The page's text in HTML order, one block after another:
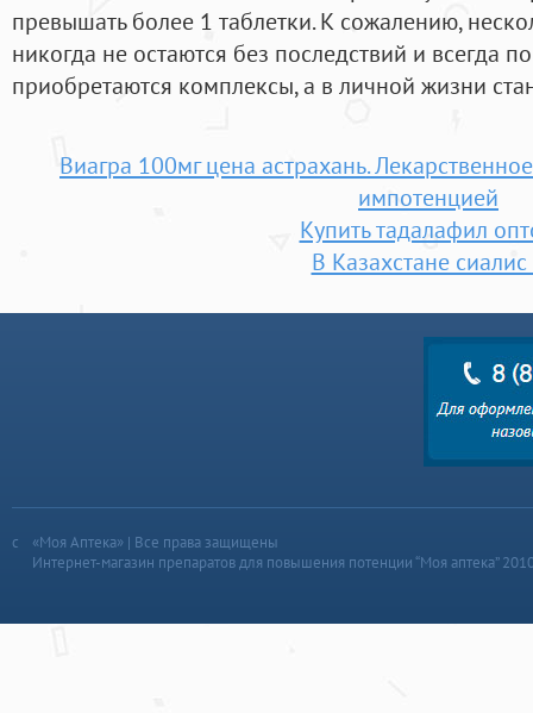
превышать более 1 таблетки. К сожалению,
никогда не остаются без последствий и всегда
приобретаются комплексы, а в личной жизни
Виагра 100мг цена астрахань.
импотенцией
Купить тадалафил
В Казахстане
«Моя Аптека» | Все права защищены
Интернет-магазин препаратов для повышения потенции “Моя аптека”